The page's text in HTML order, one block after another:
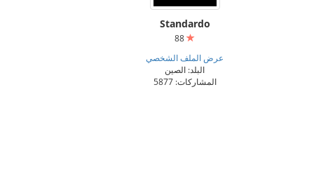
Standardo
عرض الملف الشخصي
البلد: الصين
المشاركات: 5877